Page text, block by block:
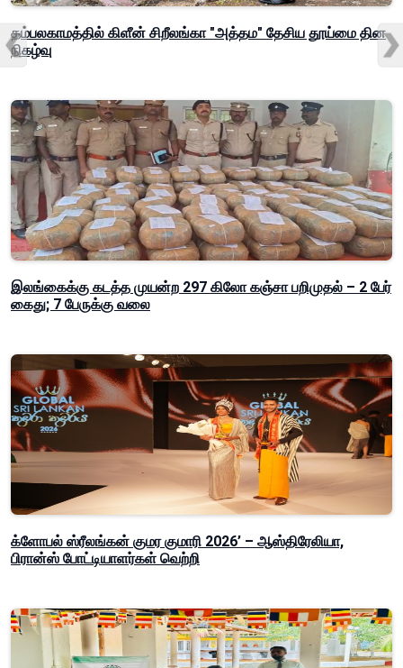
தம்பலகாமத்தில் கிளீன் சிறீலங்கா "அத்தம" தேசிய தூய்மை தின
நிகழ்வு
இலங்கைக்கு கடத்த முயன்ற 297 கிலோ கஞ்சா பறிமுதல் – 2 பேர்
கைது; 7 பேருக்கு வலை
க்ளோபல் ஸ்ரீலங்கன் குமர குமாரி 2026’ – ஆஸ்திரேலியா,
பிரான்ஸ் போட்டியாளர்கள் வெற்றி